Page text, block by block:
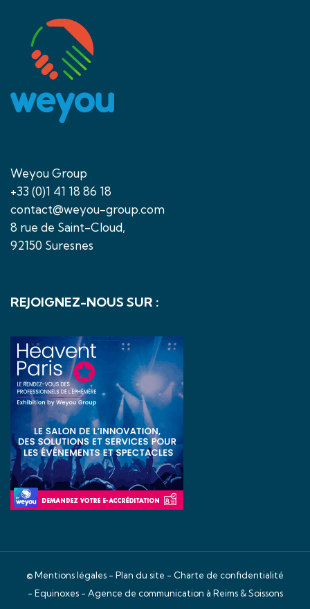
Weyou Group
+33 (0)1 41 18 86 18
contact@weyou-group.com
8 rue de Saint-Cloud,
92150 Suresnes
REJOIGNEZ-NOUS SUR :
©Mentions légales - Plan du site - Charte de confidentialité
- Equinoxes - Agence de communication à Reims & Soissons